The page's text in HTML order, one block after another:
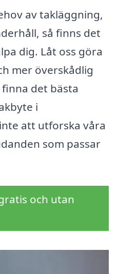
av takläggning,
så finns det
dig. Låt oss göra
mer överskådlig
det bästa
i
att utforska våra
som passar
och utan